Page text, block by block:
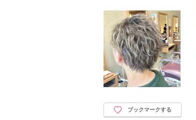
ブックマークする